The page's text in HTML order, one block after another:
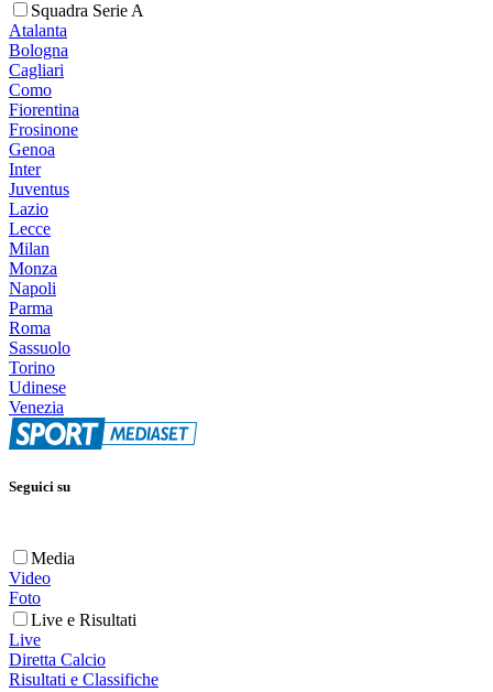
Squadra Serie A
Atalanta
Bologna
Cagliari
Como
Fiorentina
Frosinone
Genoa
Inter
Juventus
Lazio
Lecce
Milan
Monza
Napoli
Parma
Roma
Sassuolo
Torino
Udinese
Venezia
Seguici su
Media
Video
Foto
Live e Risultati
Live
Diretta Calcio
Risultati e Classifiche